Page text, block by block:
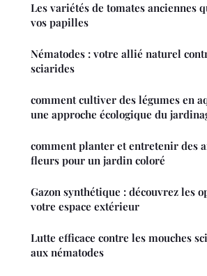
Les variétés de tomates anciennes
vos papilles
Nématodes : votre allié naturel
sciarides
comment cultiver des légumes en
une approche écologique du
comment planter et entretenir des
fleurs pour un jardin coloré
Gazon synthétique : découvrez les
votre espace extérieur
Lutte efficace contre les mouches
aux nématodes